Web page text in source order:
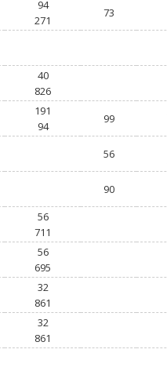
94
271
73
40
826
191
94
99
56
90
56
711
56
695
32
861
32
861